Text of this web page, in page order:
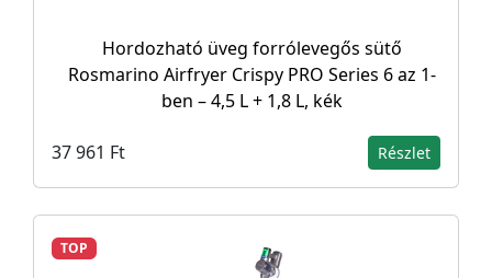
Hordozható üveg forrólevegős sütő
Rosmarino Airfryer Crispy PRO Series 6 az 1-
ben – 4,5 L + 1,8 L, kék
37 961 Ft Részlet
TOP